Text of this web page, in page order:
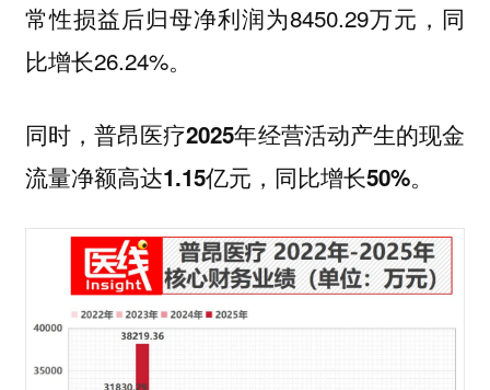
常性损益后归母净利润为8450.29万元，同
比增长26.24%。
同时，普昂医疗2025年经营活动产生的现金
流量净额高达1.15亿元，同比增长50%。